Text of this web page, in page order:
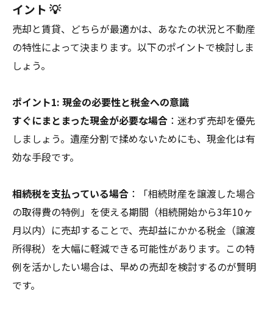
イント 💡
売却と賃貸、どちらが最適かは、あなたの状況と不動産
の特性によって決まります。以下のポイントで検討しま
しょう。
ポイント1: 現金の必要性と税金への意識
すぐにまとまった現金が必要な場合 ：迷わず売却を優先
しましょう。遺産分割で揉めないためにも、現金化は有
効な手段です。
相続税を支払っている場合 ：「相続財産を譲渡した場合
の取得費の特例」を使える期間（相続開始から3年10ヶ
月以内）に売却することで、売却益にかかる税金（譲渡
所得税）を大幅に軽減できる可能性があります。この特
例を活かしたい場合は、早めの売却を検討するのが賢明
です。